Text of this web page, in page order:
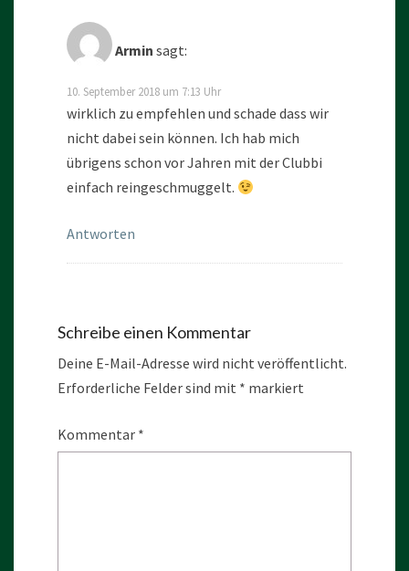
Armin sagt:
10. September 2018 um 7:13 Uhr
wirklich zu empfehlen und schade dass wir
nicht dabei sein können. Ich hab mich
übrigens schon vor Jahren mit der Clubbi
einfach reingeschmuggelt.
Antworten
Schreibe einen Kommentar
Deine E-Mail-Adresse wird nicht veröffentlicht.
Erforderliche Felder sind mit * markiert
Kommentar *